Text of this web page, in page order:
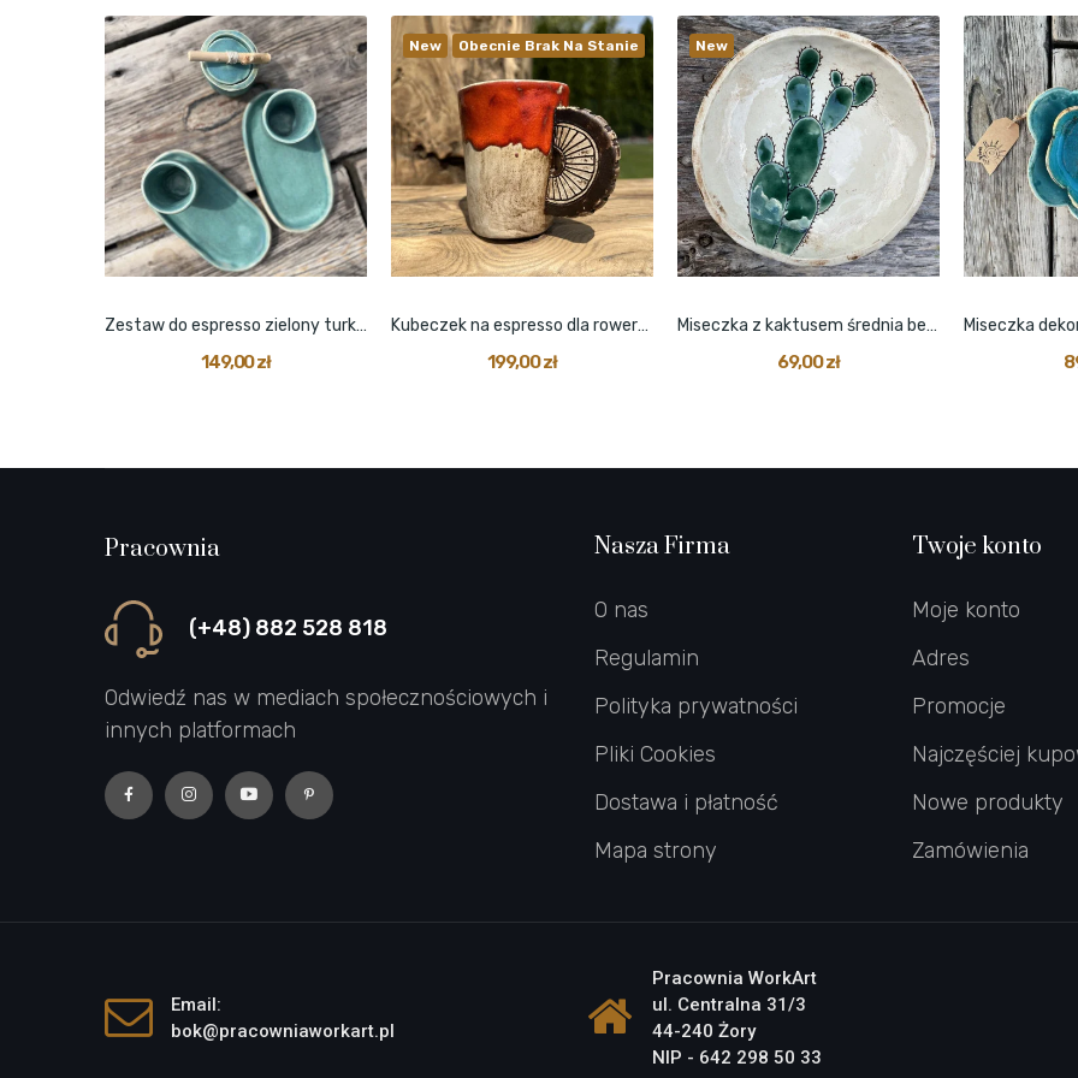
Zestaw do espresso zielony turkus
149,00 zł
New Obecnie Brak Na Stanie
Kubeczek na espresso dla rowerzysty
199,00 zł
New
Miseczka z kaktusem średnia beżowa
69,00 zł
Pracownia
(+48) 882 528 818
Odwiedź nas w mediach społecznościowych i
innych platformach
Nasza Firma
O nas
Regulamin
Polityka prywatności
Pliki Cookies
Dostawa i płatność
Mapa strony
Twoje konto
Moje konto
Adres
Promocje
Najczęściej
Nowe produkty
Zamówienia
Email:
bok@pracowniaworkart.pl
Pracownia WorkArt
ul. Centralna 31/3
44-240 Żory
NIP - 642 298 50 33